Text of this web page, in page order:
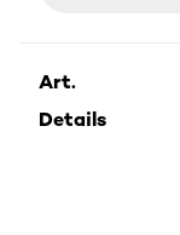
Art.
Details